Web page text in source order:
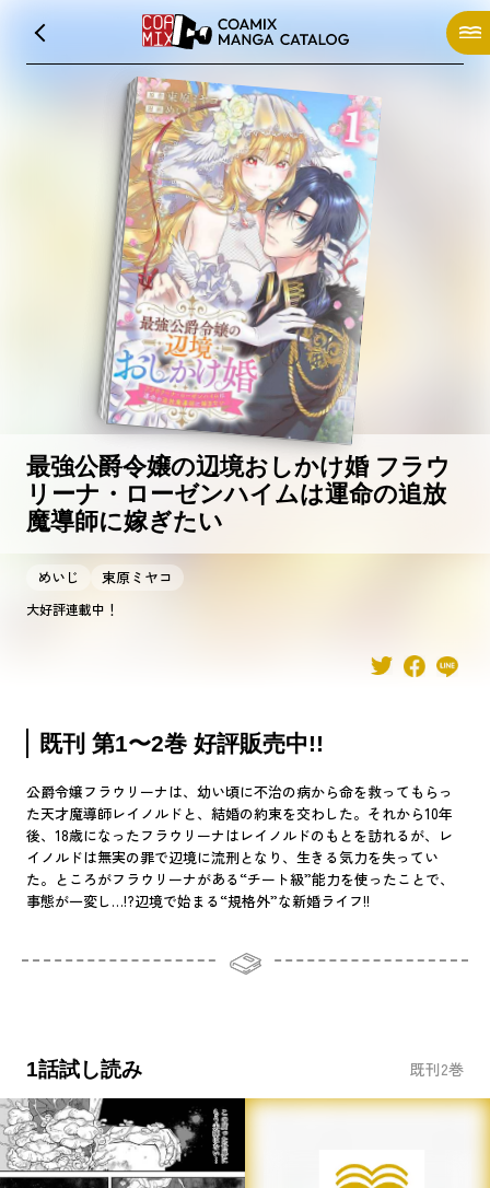
最強公爵令嬢の辺境おしかけ婚 フラウ
リーナ・ローゼンハイムは運命の追放
魔導師に嫁ぎたい
めいじ 束原ミヤコ
大好評連載中！
既刊 第1〜2巻 好評販売中!!
公爵令嬢フラウリーナは、幼い頃に不治の病から命を救ってもらっ
た天才魔導師レイノルドと、結婚の約束を交わした。それから10年
後、18歳になったフラウリーナはレイノルドのもとを訪れるが、レ
イノルドは無実の罪で辺境に流刑となり、生きる気力を失ってい
た。ところがフラウリーナがある“チート級”能力を使ったことで、
事態が一変し…!?辺境で始まる“規格外”な新婚ライフ!!
1話試し読み 既刊2巻